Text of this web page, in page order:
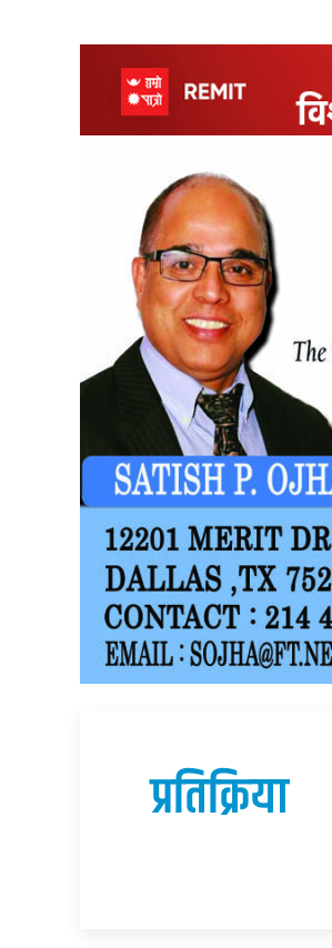
प्रतिक्रिया